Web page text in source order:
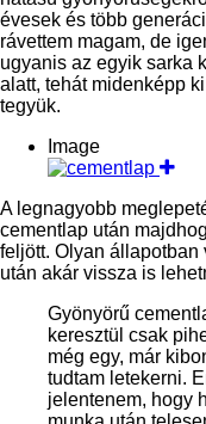
évesek és több
rávettem magam, de
ugyanis az egyik sarka
alatt, tehát midenképp
tegyük.
Image
A legnagyobb
cementlap után
feljött. Olyan állapotban
után akár vissza is
Gyönyörű
keresztül csak
még egy, már
tudtam letekerni.
jelentenem, hogy